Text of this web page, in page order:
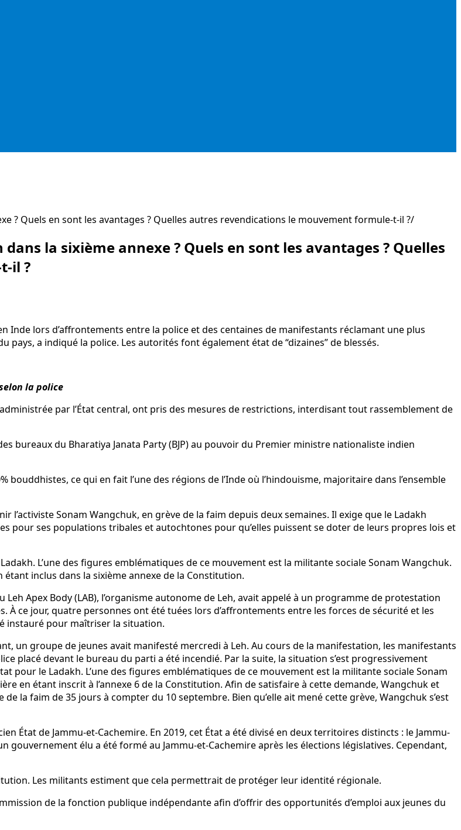
? Quels en sont les avantages ? Quelles autres revendications le mouvement formule-t-il ?
la sixième annexe ? Quels en sont les avantages ? Quelles
il ?
Inde lors d’affrontements entre la police et des centaines de manifestants réclamant une plus
a indiqué la police. Les autorités font également état de “dizaines” de blessés.
la police
par l’État central, ont pris des mesures de restrictions, interdisant tout rassemblement de
bureaux du Bharatiya Janata Party (BJP) au pouvoir du Premier ministre nationaliste indien
ce qui en fait l’une des régions de l’Inde où l’hindouisme, majoritaire dans l’ensemble
Sonam Wangchuk, en grève de la faim depuis deux semaines. Il exige que le Ladakh
pour ses populations tribales et autochtones pour qu’elles puissent se doter de leurs propres lois et
L’une des figures emblématiques de ce mouvement est la militante sociale Sonam Wangchuk.
inclus dans la sixième annexe de la Constitution.
Apex Body (LAB), l’organisme autonome de Leh, avait appelé à un programme de protestation
ce jour, quatre personnes ont été tuées lors d’affrontements entre les forces de sécurité et les
instauré pour maîtriser la situation.
un groupe de jeunes avait manifesté mercredi à Leh. Au cours de la manifestation, les manifestants
placé devant le bureau du parti a été incendié. Par la suite, la situation s’est progressivement
pour le Ladakh. L’une des figures emblématiques de ce mouvement est la militante sociale Sonam
en étant inscrit à l’annexe 6 de la Constitution. Afin de satisfaire à cette demande, Wangchuk et
la faim de 35 jours à compter du 10 septembre. Bien qu’elle ait mené cette grève, Wangchuk s’est
État de Jammu-et-Cachemire. En 2019, cet État a été divisé en deux territoires distincts : le Jammu-
gouvernement élu a été formé au Jammu-et-Cachemire après les élections législatives. Cependant,
Les militants estiment que cela permettrait de protéger leur identité régionale.
de la fonction publique indépendante afin d’offrir des opportunités d’emploi aux jeunes du